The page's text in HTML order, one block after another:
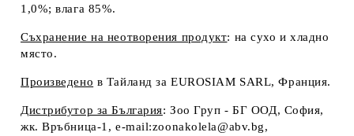
1,0%; влага 85%.
Съхранение на неотворения продукт: на сухо и хладно
място.
Произведено в Тайланд за EUROSIAM SARL, Франция.
Дистрибутор за България: Зоо Груп - БГ ООД, София,
жк. Връбница-1, e-mail:zoonakolela@abv.bg,